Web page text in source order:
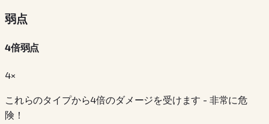
弱点
4倍弱点
4×
これらのタイプから4倍のダメージを受けます - 非常に危
険！